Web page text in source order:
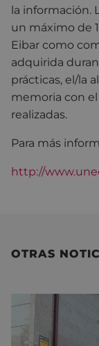
la información.
un máximo de
Eibar como
adquirida
prácticas, el/la
memoria con
realizadas.
Para más
http://
OTRAS